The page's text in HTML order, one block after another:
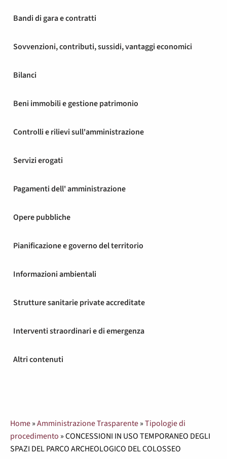
Bandi di gara e contratti
Sovvenzioni, contributi, sussidi, vantaggi economici
Bilanci
Beni immobili e gestione patrimonio
Controlli e rilievi sull'amministrazione
Servizi erogati
Pagamenti dell' amministrazione
Opere pubbliche
Pianificazione e governo del territorio
Informazioni ambientali
Strutture sanitarie private accreditate
Interventi straordinari e di emergenza
Altri contenuti
Home»Amministrazione Trasparente»Tipologie di
procedimento »CONCESSIONI IN USO TEMPORANEO DEGLI
SPAZI DEL PARCO ARCHEOLOGICO DEL COLOSSEO